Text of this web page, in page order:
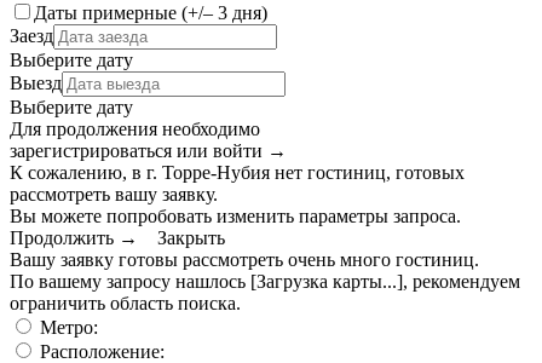
Даты примерные (+/– 3 дня)
Заезд
Выберите дату
Выезд
Выберите дату
Для продолжения необходимо
зарегистрироваться или войти →
К сожалению, в г. Торре-Нубия нет гостиниц, готовых
рассмотреть вашу заявку.
Вы можете попробовать изменить параметры запроса.
Продолжить →
Закрыть
Вашу заявку готовы рассмотреть очень много гостиниц.
По вашему запросу нашлось [Загрузка карты...], рекомендуем
ограничить область поиска.
Метро:
Расположение: